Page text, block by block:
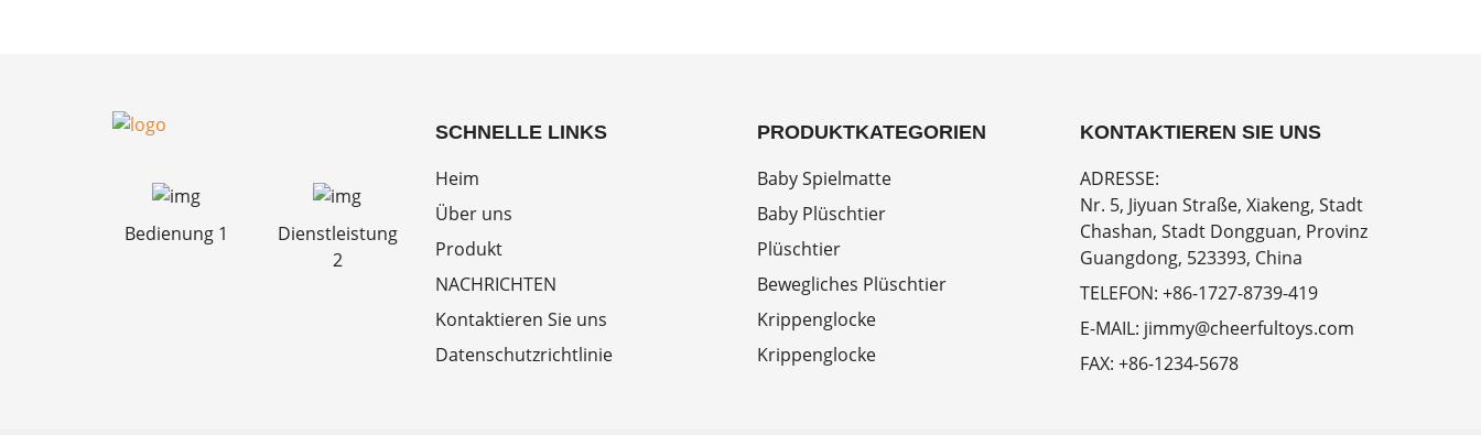
Bedienung 1
Dienstleistung
2
SCHNELLE LINKS
Heim
Über uns
Produkt
NACHRICHTEN
Kontaktieren Sie uns
Datenschutzrichtlinie
PRODUKTKATEGORIEN
Baby Spielmatte
Baby Plüschtier
Plüschtier
Bewegliches Plüschtier
Krippenglocke
Krippenglocke
KONTAKTIEREN SIE UNS
ADRESSE:
Nr. 5, Jiyuan Straße, Xiakeng, Stadt
Chashan, Stadt Dongguan, Provinz
Guangdong, 523393, China
TELEFON: +86-1727-8739-419
E-MAIL: jimmy@cheerfultoys.com
FAX: +86-1234-5678